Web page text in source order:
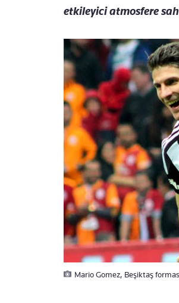
etkileyici atmosfere
Mario Gomez, Beşiktaş